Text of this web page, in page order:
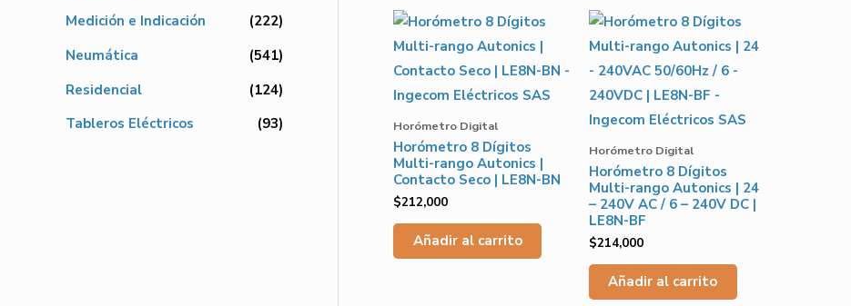
Medición e Indicación
(222)
Neumática
(541)
Residencial
(124)
Tableros Eléctricos
(93) Horómetro Digital
Horómetro 8 Dígitos
Multi-rango Autonics |
Contacto Seco | LE8N-BN
$212,000
Añadir al carrito
Horómetro Digital
Horómetro 8 Dígitos
Multi-rango Autonics | 24
– 240V AC / 6 – 240V DC |
LE8N-BF
$214,000
Añadir al carrito